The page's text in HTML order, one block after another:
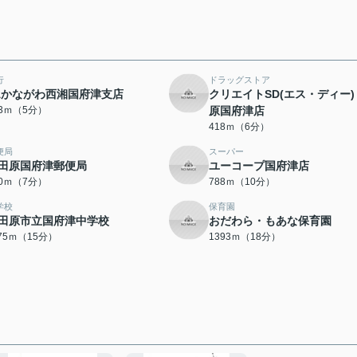
ながわ西湘国府津支店
（5分）
ドラッグストア
クリエイトSD(エス・ディー
原国府津店
418ｍ（6分）
局
原国府津郵便局
（7分）
スーパー
ユーコープ国府津店
788ｍ（10分）
校
原市立国府津中学校
ｍ（15分）
保育園
おだわら・もあな保育園
1393ｍ（18分）